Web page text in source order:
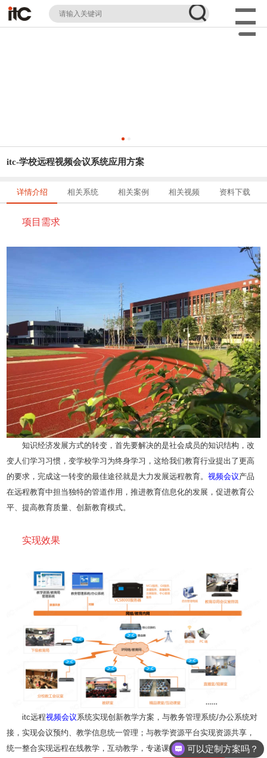
itc-学校远程视频会议系统应用方案
详情介绍 相关系统 相关案例 相关视频 资料下载
项目需求
知识经济发展方式的转变，首先要解决的是社会成员的知识结构，改
变人们学习习惯，变学校学习为终身学习，这给我们教育行业提出了更高
的要求，完成这一转变的最佳途径就是大力发展远程教育。 视频会议产品
在远程教育中担当独特的管道作用，推进教育信息化的发展，促进教育公
平、提高教育质量、创新教育模式。
实现效果
itc远程视频会议系统实现创新教学方案，与教务管理系统/办公系统对
接，实现会议预约、教学信息统一管理；与教学资源平台实现资源共享，
统一整合实现远程在线教学，互动教学，专递课堂，提高各地/区整体教学
可以定制方案吗？